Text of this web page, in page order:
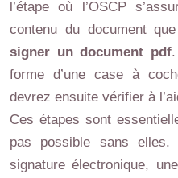
l’étape où l’OSCP
contenu du document
signer un document pdf
forme d’une case à
devrez ensuite vérifier à
Ces étapes sont
pas possible sans
signature électronique,